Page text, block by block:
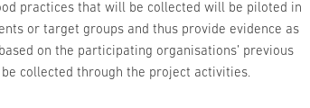
practices that will be collected will be piloted in
or target groups and thus provide evidence as
on the participating organisations’ previous
collected through the project activities.